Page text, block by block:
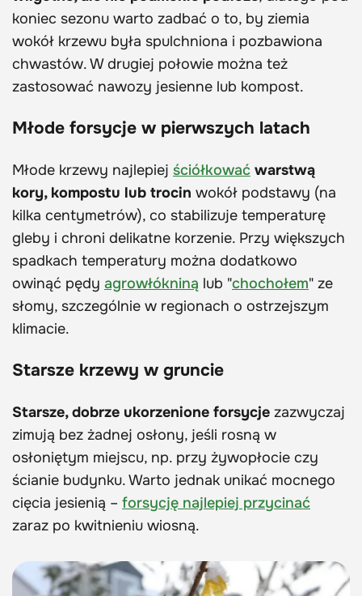
koniec sezonu warto zadbać o to, by ziemia
wokół krzewu była spulchniona i pozbawiona
chwastów. W drugiej połowie można też
zastosować nawozy jesienne lub kompost.
Młode forsycje w pierwszych latach
Młode krzewy najlepiej ściółkować warstwą
kory, kompostu lub trocin wokół podstawy (na
kilka centymetrów), co stabilizuje temperaturę
gleby i chroni delikatne korzenie. Przy większych
spadkach temperatury można dodatkowo
owinąć pędy agrowłókniną lub "chochołem" ze
słomy, szczególnie w regionach o ostrzejszym
klimacie.
Starsze krzewy w gruncie
Starsze, dobrze ukorzenione forsycje zazwyczaj
zimują bez żadnej osłony, jeśli rosną w
osłoniętym miejscu, np. przy żywopłocie czy
ścianie budynku. Warto jednak unikać mocnego
cięcia jesienią – forsycję najlepiej przycinać
zaraz po kwitnieniu wiosną.